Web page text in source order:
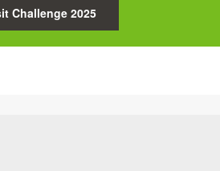
Challenge 2025